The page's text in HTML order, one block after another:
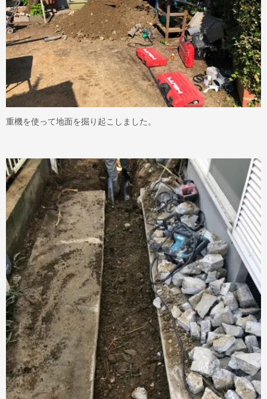
重機を使って地面を掘り起こしました。